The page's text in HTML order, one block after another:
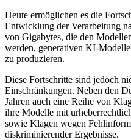
Heute ermöglichen es die
Entwicklung der Verarbeitung
von Gigabytes, die den
werden, generativen KI-
zu produzieren.
Diese Fortschritte sind jedoch
Einschränkungen. Neben den
Jahren auch eine Reihe von
ihre Modelle mit
sowie Klagen wegen
diskriminierender Ergebnisse.